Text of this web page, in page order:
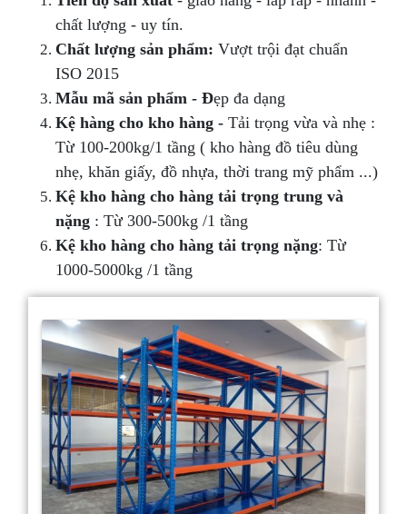
chất lượng - uy tín.
Chất lượng sản phẩm: Vượt trội đạt chuẩn
ISO 2015
Mẫu mã sản phẩm - Đẹp đa dạng
Kệ hàng cho kho hàng - Tải trọng vừa và nhẹ :
Từ 100-200kg/1 tầng ( kho hàng đồ tiêu dùng
nhẹ, khăn giấy, đồ nhựa, thời trang mỹ phẩm ...)
Kệ kho hàng cho hàng tải trọng trung và
nặng : Từ 300-500kg /1 tầng
Kệ kho hàng cho hàng tải trọng nặng: Từ
1000-5000kg /1 tầng